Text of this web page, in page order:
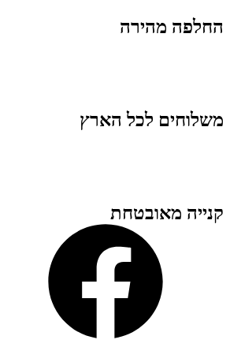
החלפה מהירה
משלוחים לכל הארץ
קנייה מאובטחת